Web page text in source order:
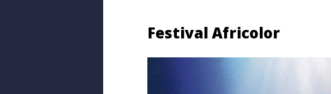
Festival Africolor